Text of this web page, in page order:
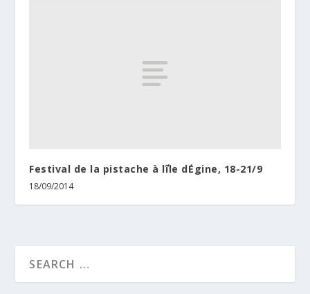
Festival de la pistache à l΄île d΄Egine, 18-21/9
18/09/2014